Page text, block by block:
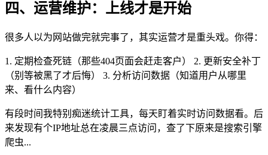
四、运营维护：上线才是开始
很多人以为网站做完就完事了，其实运营才是重头戏。你得：
1. 定期检查死链（那些404页面会赶走客户） 2. 更新安全补丁
（别等被黑了才后悔） 3. 分析访问数据（知道用户从哪里
来、看什么内容）
有段时间我特别痴迷统计工具，每天盯着实时访问数据看。后
来发现有个IP地址总在凌晨三点访问，查了下原来是搜索引擎
爬虫...